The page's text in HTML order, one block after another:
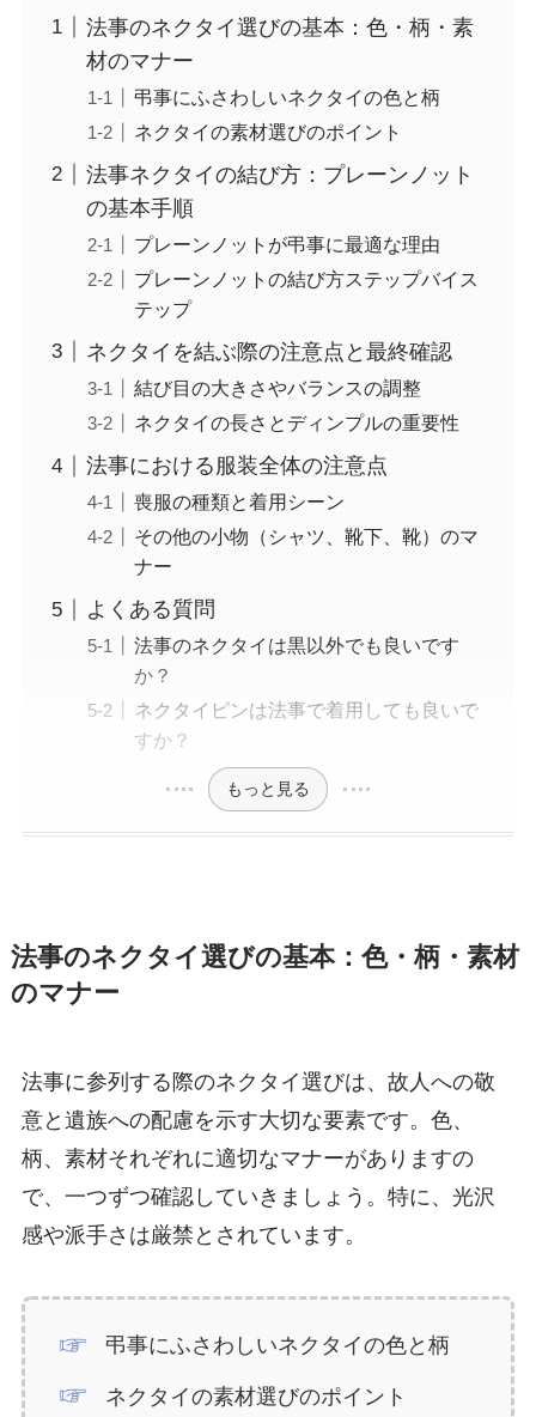
法事のネクタイ選びの基本：色・柄・素
材のマナー
弔事にふさわしいネクタイの色と柄
ネクタイの素材選びのポイント
法事ネクタイの結び方：プレーンノット
の基本手順
プレーンノットが弔事に最適な理由
プレーンノットの結び方ステップバイス
テップ
ネクタイを結ぶ際の注意点と最終確認
結び目の大きさやバランスの調整
ネクタイの長さとディンプルの重要性
法事における服装全体の注意点
喪服の種類と着用シーン
その他の小物（シャツ、靴下、靴）のマ
ナー
よくある質問
法事のネクタイは黒以外でも良いです
か？
ネクタイピンは法事で着用しても良いで
すか？
もっと見る
法事のネクタイ選びの基本：色・柄・素材
のマナー
法事に参列する際のネクタイ選びは、故人への敬
意と遺族への配慮を示す大切な要素です。色、
柄、素材それぞれに適切なマナーがありますの
で、一つずつ確認していきましょう。特に、光沢
感や派手さは厳禁とされています。
弔事にふさわしいネクタイの色と柄
ネクタイの素材選びのポイント